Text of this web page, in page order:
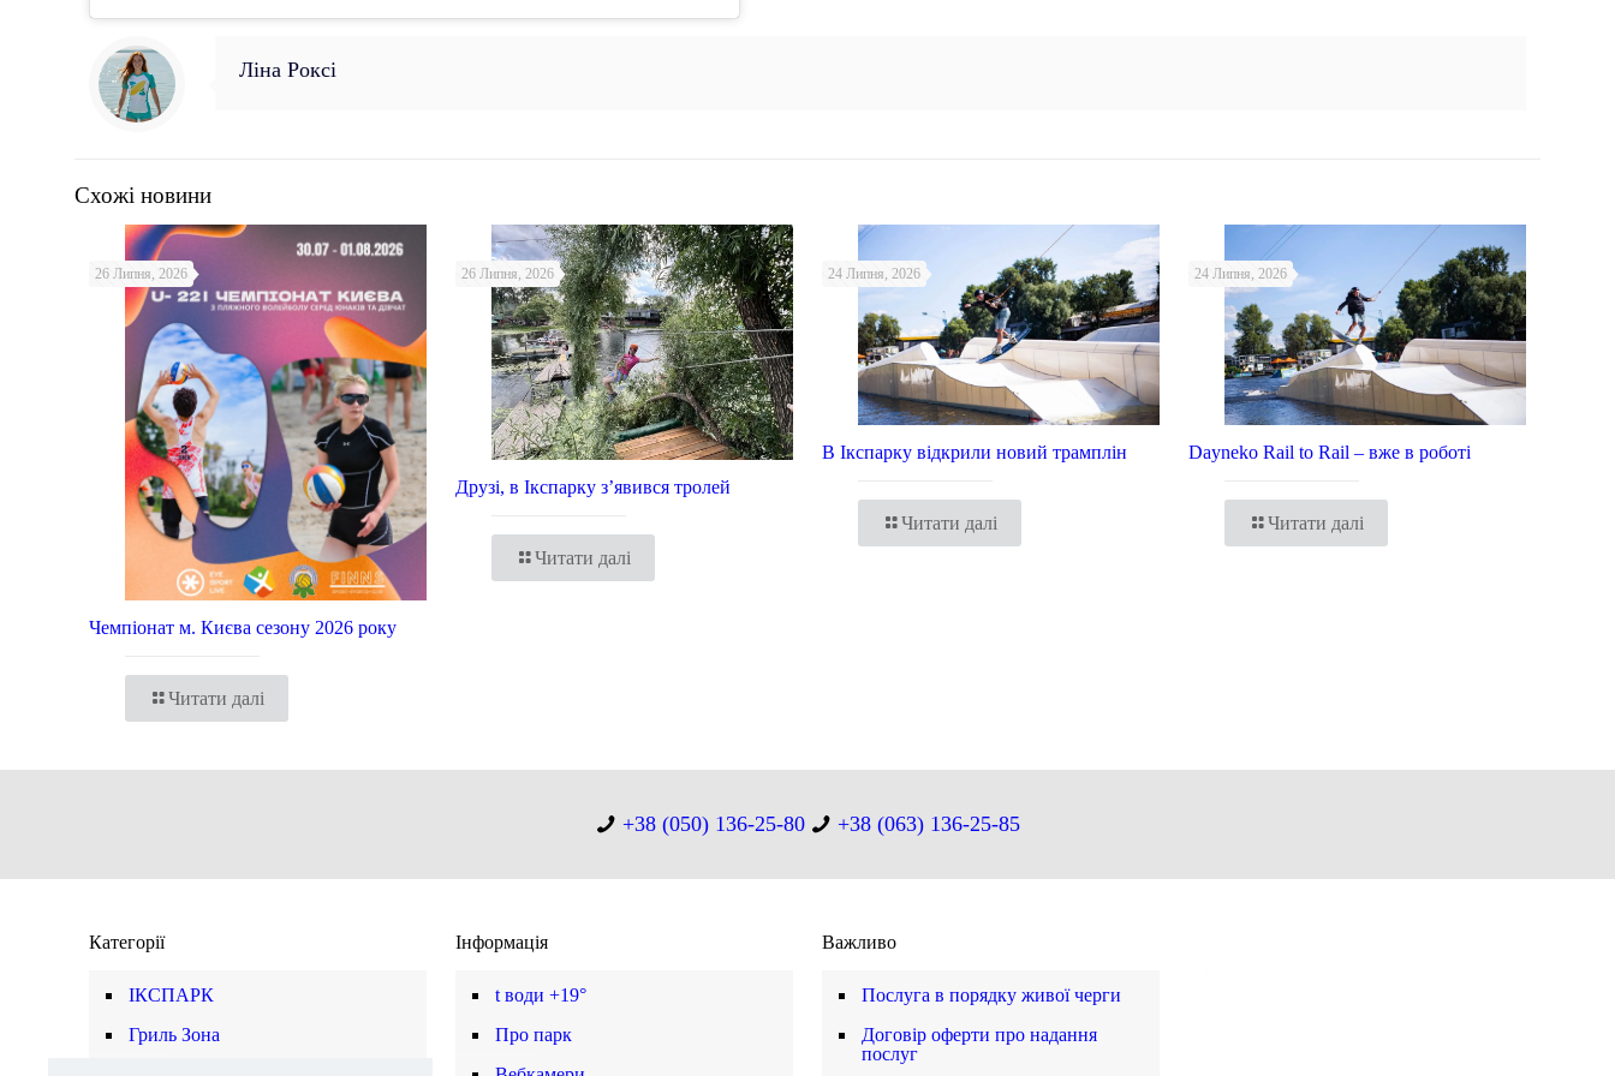
Ліна Роксі
Схожі новини
26 Липня, 2026
Чемпіонат м. Києва сезону 2026 року
Читати далі
26 Липня, 2026
Друзі, в Ікспарку з’явився тролей
Читати далі
24 Липня, 2026
В Ікспарку відкрили новий трамплін
Читати далі
24 Липня, 2026
Dayneko Rail to Rail – вже в роботі
Читати далі
+38 (050) 136-25-80 +38 (063) 136-25-85
Категорії
ІКСПАРК
Гриль Зона
Інформація
t води +19°
Про парк
Важливо
Послуга в порядку живої черги
Договір оферти про надання
послуг